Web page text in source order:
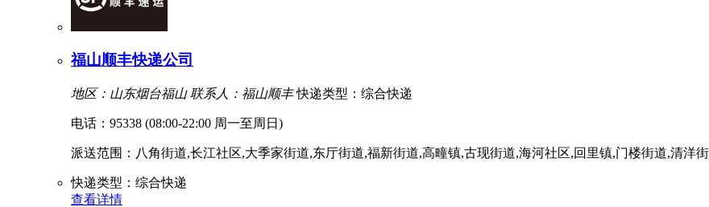
福山顺丰快递公司
地区：山东烟台福山 联系人：福山顺丰 快递类型：综合快递
电话：95338 (08:00-22:00 周一至周日)
派送范围：八角街道,长江社区,大季家街道,东厅街道,福新街道,高疃镇,古现街道,海河社区,回里镇,门楼街道,清洋
快递类型：综合快递
查看详情